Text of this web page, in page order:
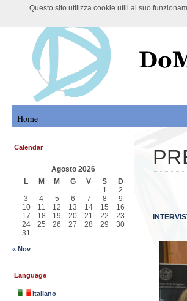
DoMoMEA Project
Home
Calendar
Agosto 2026
L
M M G V S
D
1
2
3
4 5 6 7 8
9
10
11 12 13 14 15
16
17
18 19 20 21 22
23
24
25 26 27 28 29
30
31
« Nov
Language
Italiano
Questo sito utilizza cookie utili al suo